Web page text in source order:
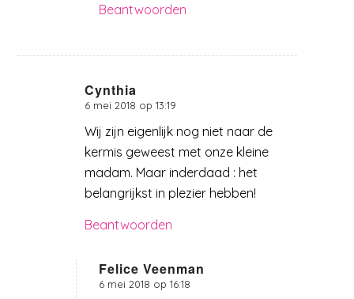
Beantwoorden
Cynthia
zegt:
6 mei 2018 op 13:19
Wij zijn eigenlijk nog niet naar de
kermis geweest met onze kleine
madam. Maar inderdaad : het
belangrijkst in plezier hebben!
Beantwoorden
Felice Veenman
zegt:
6 mei 2018 op 16:18